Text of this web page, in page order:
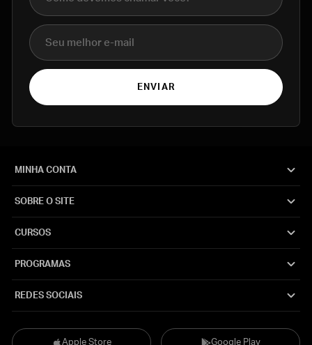
E-mail
ENVIAR
Apple Store Google Play
MINHA CONTA
SOBRE O SITE
CURSOS
PROGRAMAS
REDES SOCIAIS